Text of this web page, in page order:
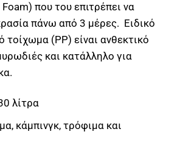
που του επιτρέπει να
πάνω από 3 μέρες. Eιδικό
τοίχωμα (PP) είναι ανθεκτικό
και κατάλληλο για
λίτρα
κάμπινγκ, τρόφιμα και